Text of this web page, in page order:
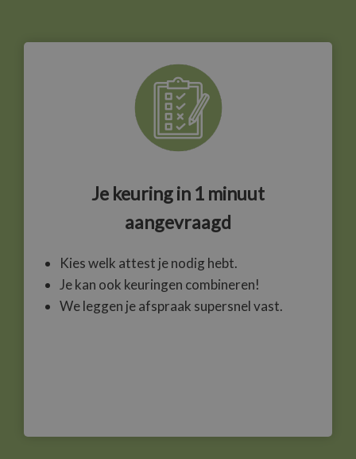
Je keuring in 1 minuut
aangevraagd
Kies welk attest je nodig hebt.
Je kan ook keuringen combineren!
We leggen je afspraak supersnel vast.